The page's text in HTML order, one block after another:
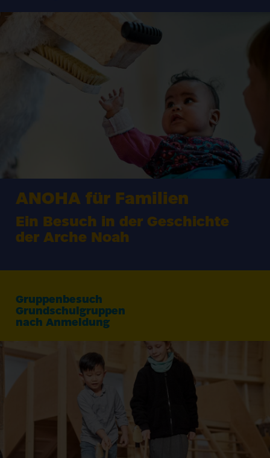
ANOHA für Familien
Ein Besuch in der Geschichte
der Arche Noah
Gruppenbesuch
Grundschulgruppen
nach Anmeldung